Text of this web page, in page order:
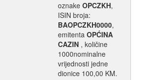
oznake OPCZKH,
ISIN broja:
BAOPCZKH0000,
emitenta OPĆINA
CAZIN , količine
1000nominalne
vrijednosti jedne
dionice 100,00 KM.